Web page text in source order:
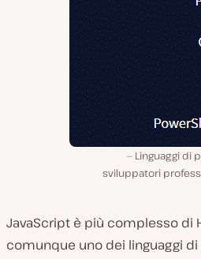
Linguaggi di
sviluppatori
JavaScript è più complesso di
comunque uno dei linguaggi